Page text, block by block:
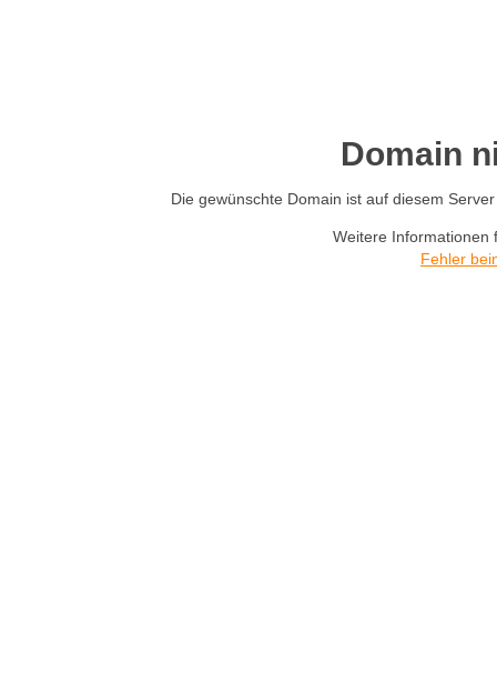
Domain
Die gewünschte Domain ist auf diesem
Weitere Informationen
Fehler